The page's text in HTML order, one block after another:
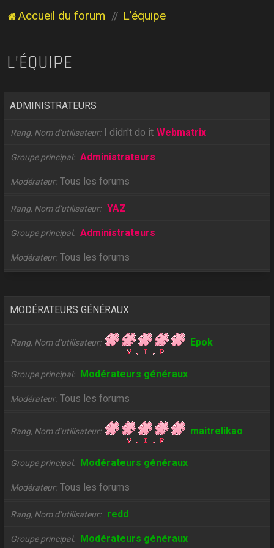
Accueil du forum L’équipe
L’ÉQUIPE
ADMINISTRATEURS
Rang, Nom d’utilisateur I didn't do it Webmatrix
Groupe principal Administrateurs
Modérateur Tous les forums
Rang, Nom d’utilisateur YAZ
Groupe principal Administrateurs
Modérateur Tous les forums
MODÉRATEURS GÉNÉRAUX
Rang, Nom d’utilisateur Epok
Groupe principal Modérateurs généraux
Modérateur Tous les forums
Rang, Nom d’utilisateur maitrelikao
Groupe principal Modérateurs généraux
Modérateur Tous les forums
Rang, Nom d’utilisateur redd
Groupe principal Modérateurs généraux